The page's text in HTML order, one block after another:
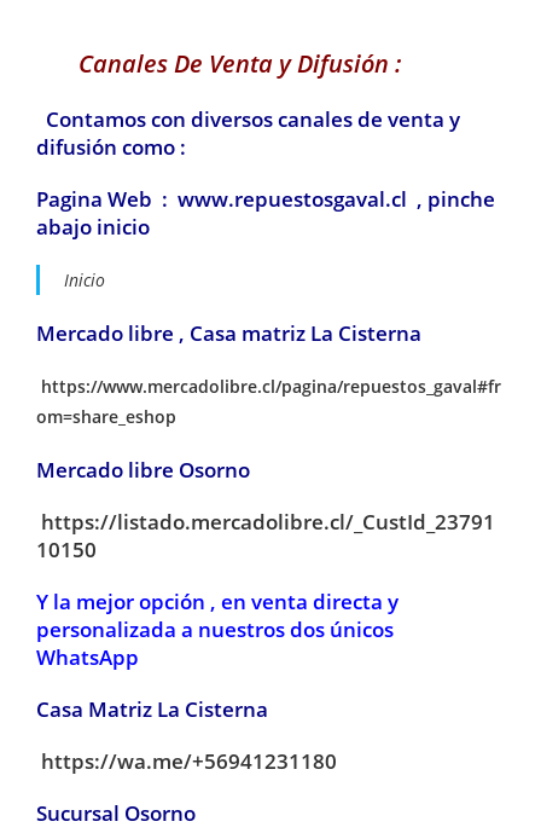
Canales De Venta y Difusión :
Contamos con diversos canales de venta y
difusión como :
Pagina Web : www.repuestosgaval.cl , pinche
abajo inicio
Inicio
Mercado libre , Casa matriz La Cisterna
https://www.mercadolibre.cl/pagina/repuestos_gaval#fr
om=share_eshop
Mercado libre Osorno
https://listado.mercadolibre.cl/_CustId_23791
10150
Y la mejor opción , en venta directa y
personalizada a nuestros dos únicos
WhatsApp
Casa Matriz La Cisterna
https://wa.me/+56941231180
Sucursal Osorno